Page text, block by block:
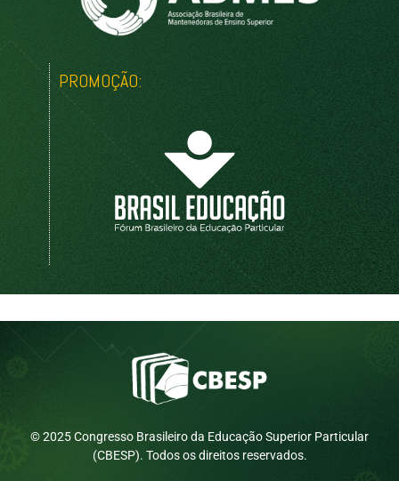
PROMOÇÃO:
© 2025 Congresso Brasileiro da Educação Superior Particular
(CBESP). Todos os direitos reservados.